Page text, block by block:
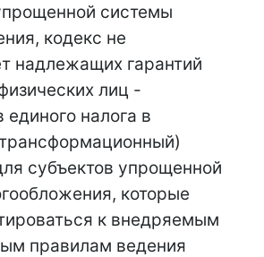
системы
кодекс не
надлежащих гарантий
лиц -
единого налога в
субъектов упрощенной
которые
к внедряемым
правилам ведения